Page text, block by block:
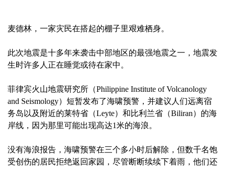
麦德林，一家灾民在搭起的棚子里艰难栖身。
此次地震是十多年来袭击中部地区的最强地震之一，地震发
生时许多人正在睡觉或待在家中。
菲律宾火山地震研究所（Philippine Institute of Volcanology
and Seismology）短暂发布了海啸预警，并建议人们远离宿
务岛以及附近的莱特省（Leyte）和比利兰省（Biliran）的海
岸线，因为那里可能出现高达1米的海浪。
没有海浪报告，海啸预警在三个多小时后解除，但数千名饱
受创伤的居民拒绝返回家园，尽管断断续续下着雨，他们还